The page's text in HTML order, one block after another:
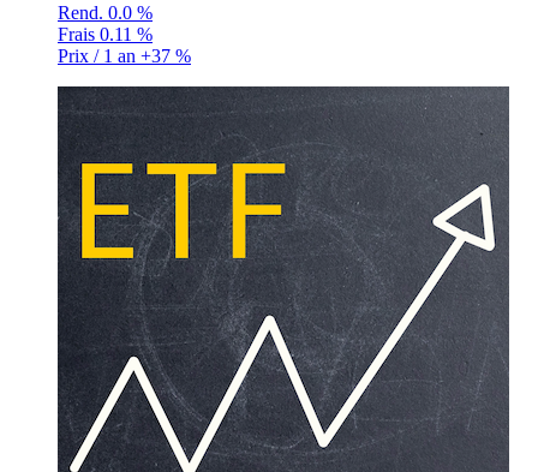
Rend. 0.0 %
Frais 0.11 %
Prix / 1 an +37 %